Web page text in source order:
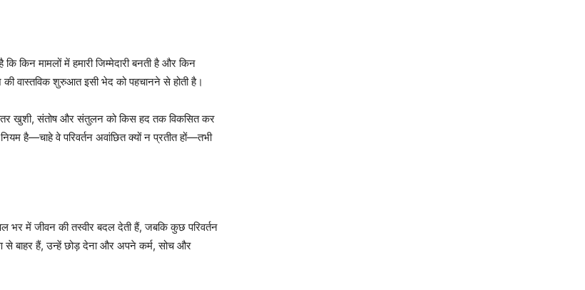
किन मामलों में हमारी जिम्मेदारी बनती है और किन
की वास्तविक शुरुआत इसी भेद को पहचानने से होती है।
खुशी, संतोष और संतुलन को किस हद तक विकसित कर
है—चाहे वे परिवर्तन अवांछित क्यों न प्रतीत हों—तभी
में जीवन की तस्वीर बदल देती हैं, जबकि कुछ परिवर्तन
से बाहर हैं, उन्हें छोड़ देना और अपने कर्म, सोच और